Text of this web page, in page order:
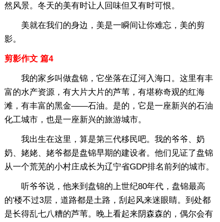
然风景。冬天的美有时让人回味但又有时可恨。
美就在我们的身边，美是一瞬间让你难忘，美的剪
影。
剪影作文 篇4
我的家乡叫做盘锦，它坐落在辽河入海口。这里有丰
富的水产资源，有大片大片的芦苇，有堪称奇观的红海
滩，有丰富的黑金——石油。是的，它是一座新兴的石油
化工城市，也是一座新兴的旅游城市。
我出生在这里，算是第三代移民吧。我的爷爷、奶
奶、姥姥、姥爷都是盘锦早期的建设者。他们见证了盘锦
从一个荒芜的小村庄成长为辽宁省GDP排名前列的城市。
听爷爷说，他来到盘锦的上世纪80年代，盘锦最高
的'楼不过3层，道路都是土路，刮起风来迷眼睛。到处都
是长得乱七八糟的芦苇。晚上看起来阴森森的，偶尔会有